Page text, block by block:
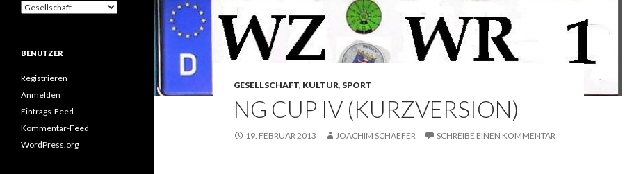
GESELLSCHAFT, KULTUR, SPORT
NG CUP IV (KURZVERSION)
19. FEBRUAR 2013 JOACHIM SCHAEFER SCHREIBE EINEN KOMMENTAR
Kategorien
BENUTZER
Registrieren
Anmelden
Eintrags-Feed
Kommentar-Feed
WordPress.org